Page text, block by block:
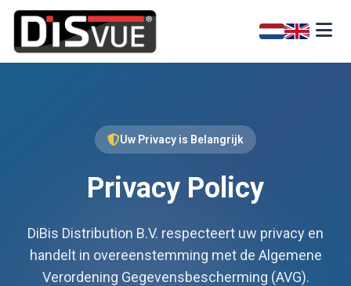
Uw Privacy is Belangrijk
Privacy Policy
DiBis Distribution B.V. respecteert uw privacy en
handelt in overeenstemming met de Algemene
Verordening Gegevensbescherming (AVG).